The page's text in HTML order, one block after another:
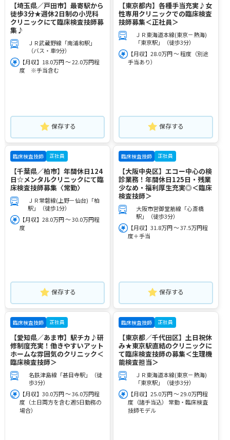
【埼玉県／戸田市】最寄駅から
徒歩3分★週休2日制の小児科
クリニックにて臨床検査技師募
集♪
ＪＲ武蔵野線「南浦和駅」
（バス・車9分）
【月収】18.0万円 ～ 22.0万円程
度 ※手当含む
保存する
【東京都内】各種手当充実♪女
性専用クリニックでの臨床検査
技師募集＜正社員＞
ＪＲ東海道本線(東京－熱海)
「東京駅」（徒歩3分）
【月収】28.0万円 ～ 程度（別途
手当あり）
保存する
臨床検査技師 正社員
【千葉県／柏市】年間休日124
日☆メンタルクリニックにて臨
床検査技師募集〈常勤〉
ＪＲ常磐線(上野－仙台)「柏
駅」（徒歩1分）
【月収】28.0万円 ～ 30.0万円程
度
保存する
臨床検査技師 正社員
【大阪中央区】エコー中心の検
診業務！年間休日125日・残業
少なめ・福利厚生充実◎＜臨床
検査技師＞
大阪市営御堂筋線「心斎橋
駅」（徒歩3分）
【月収】31.8万円 ～ 37.5万円程
度＋手当
保存する
臨床検査技師 正社員
【愛知県／あま市】駅チカ♪研
修制度充実！働きやすいアット
ホームな雰囲気のクリニック＜
臨床検査技師＞
名鉄津島線「甚目寺駅」（徒
歩3分）
【月収】30.0万円 ～ 36.0万円程
度（土日両方を含む週5日勤務の
場合）
臨床検査技師 正社員
【東京都／千代田区】土日祝休
み★東京駅直結のクリニックに
て臨床検査技師の募集＜生理機
能検査担当＞
ＪＲ東海道本線(東京－熱海)
「東京駅」（徒歩3分）
【月収】25.0万円 ～ 29.0万円程
度（諸手当込） 常勤・臨床検査
技師モデル